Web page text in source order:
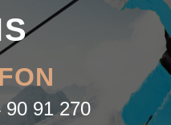
90 91 270